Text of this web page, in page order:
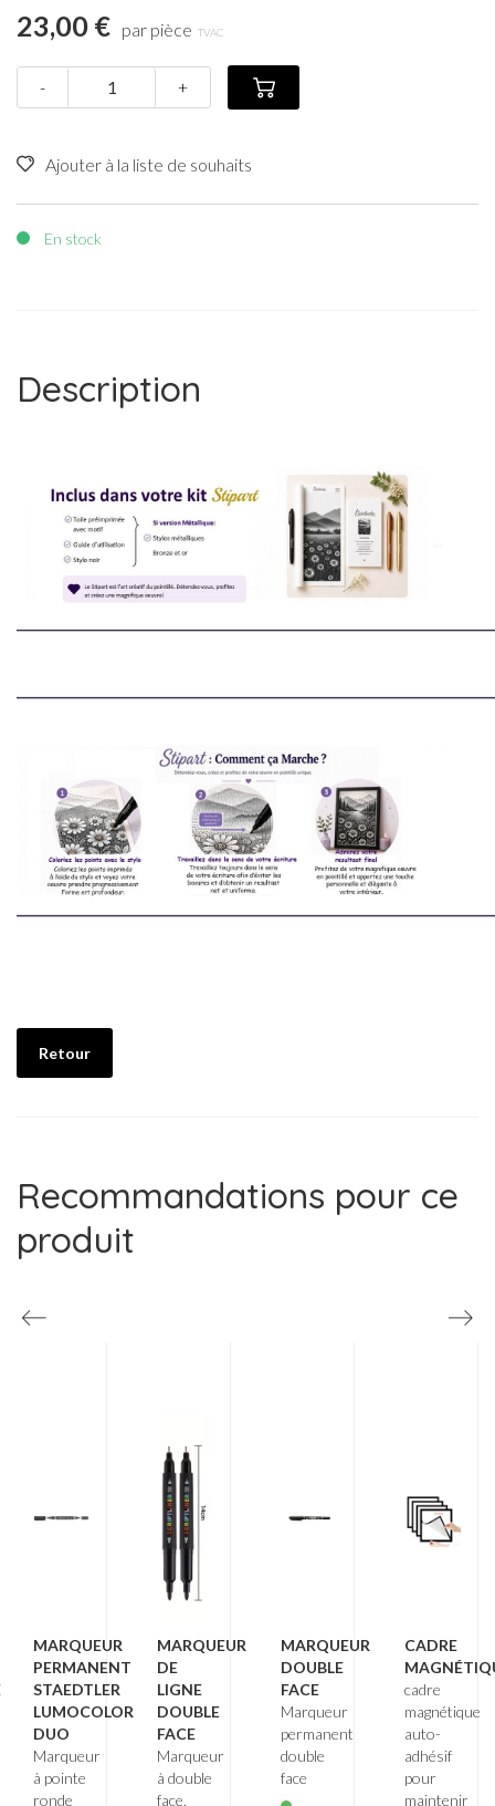
23,00 € par pièce TVAC
- +
Ajouter à la liste de souhaits
En stock
Description
Retour
Recommandations pour ce
produit
MARQUEUR
PERMANENT
STAEDTLER
LUMOCOLOR
DUO
Marqueur
à pointe
ronde
MARQUEUR
DE
LIGNE
DOUBLE
FACE
Marqueur
à double
face,
MARQUEUR
DOUBLE
FACE
Marqueur
permanent
double
face
CADRE
cadre
magnétique
auto-
adhésif
pour
maintenir